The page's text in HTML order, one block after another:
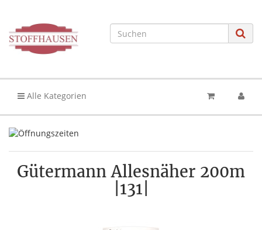
Alle Kategorien
Gütermann Allesnäher 200m
|131|